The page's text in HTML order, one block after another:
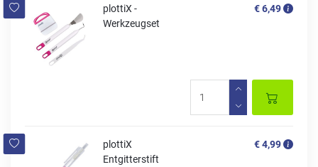
plottiX -
Werkzeugset
€ 6,49
plottiX
Entgitterstift
€ 4,99